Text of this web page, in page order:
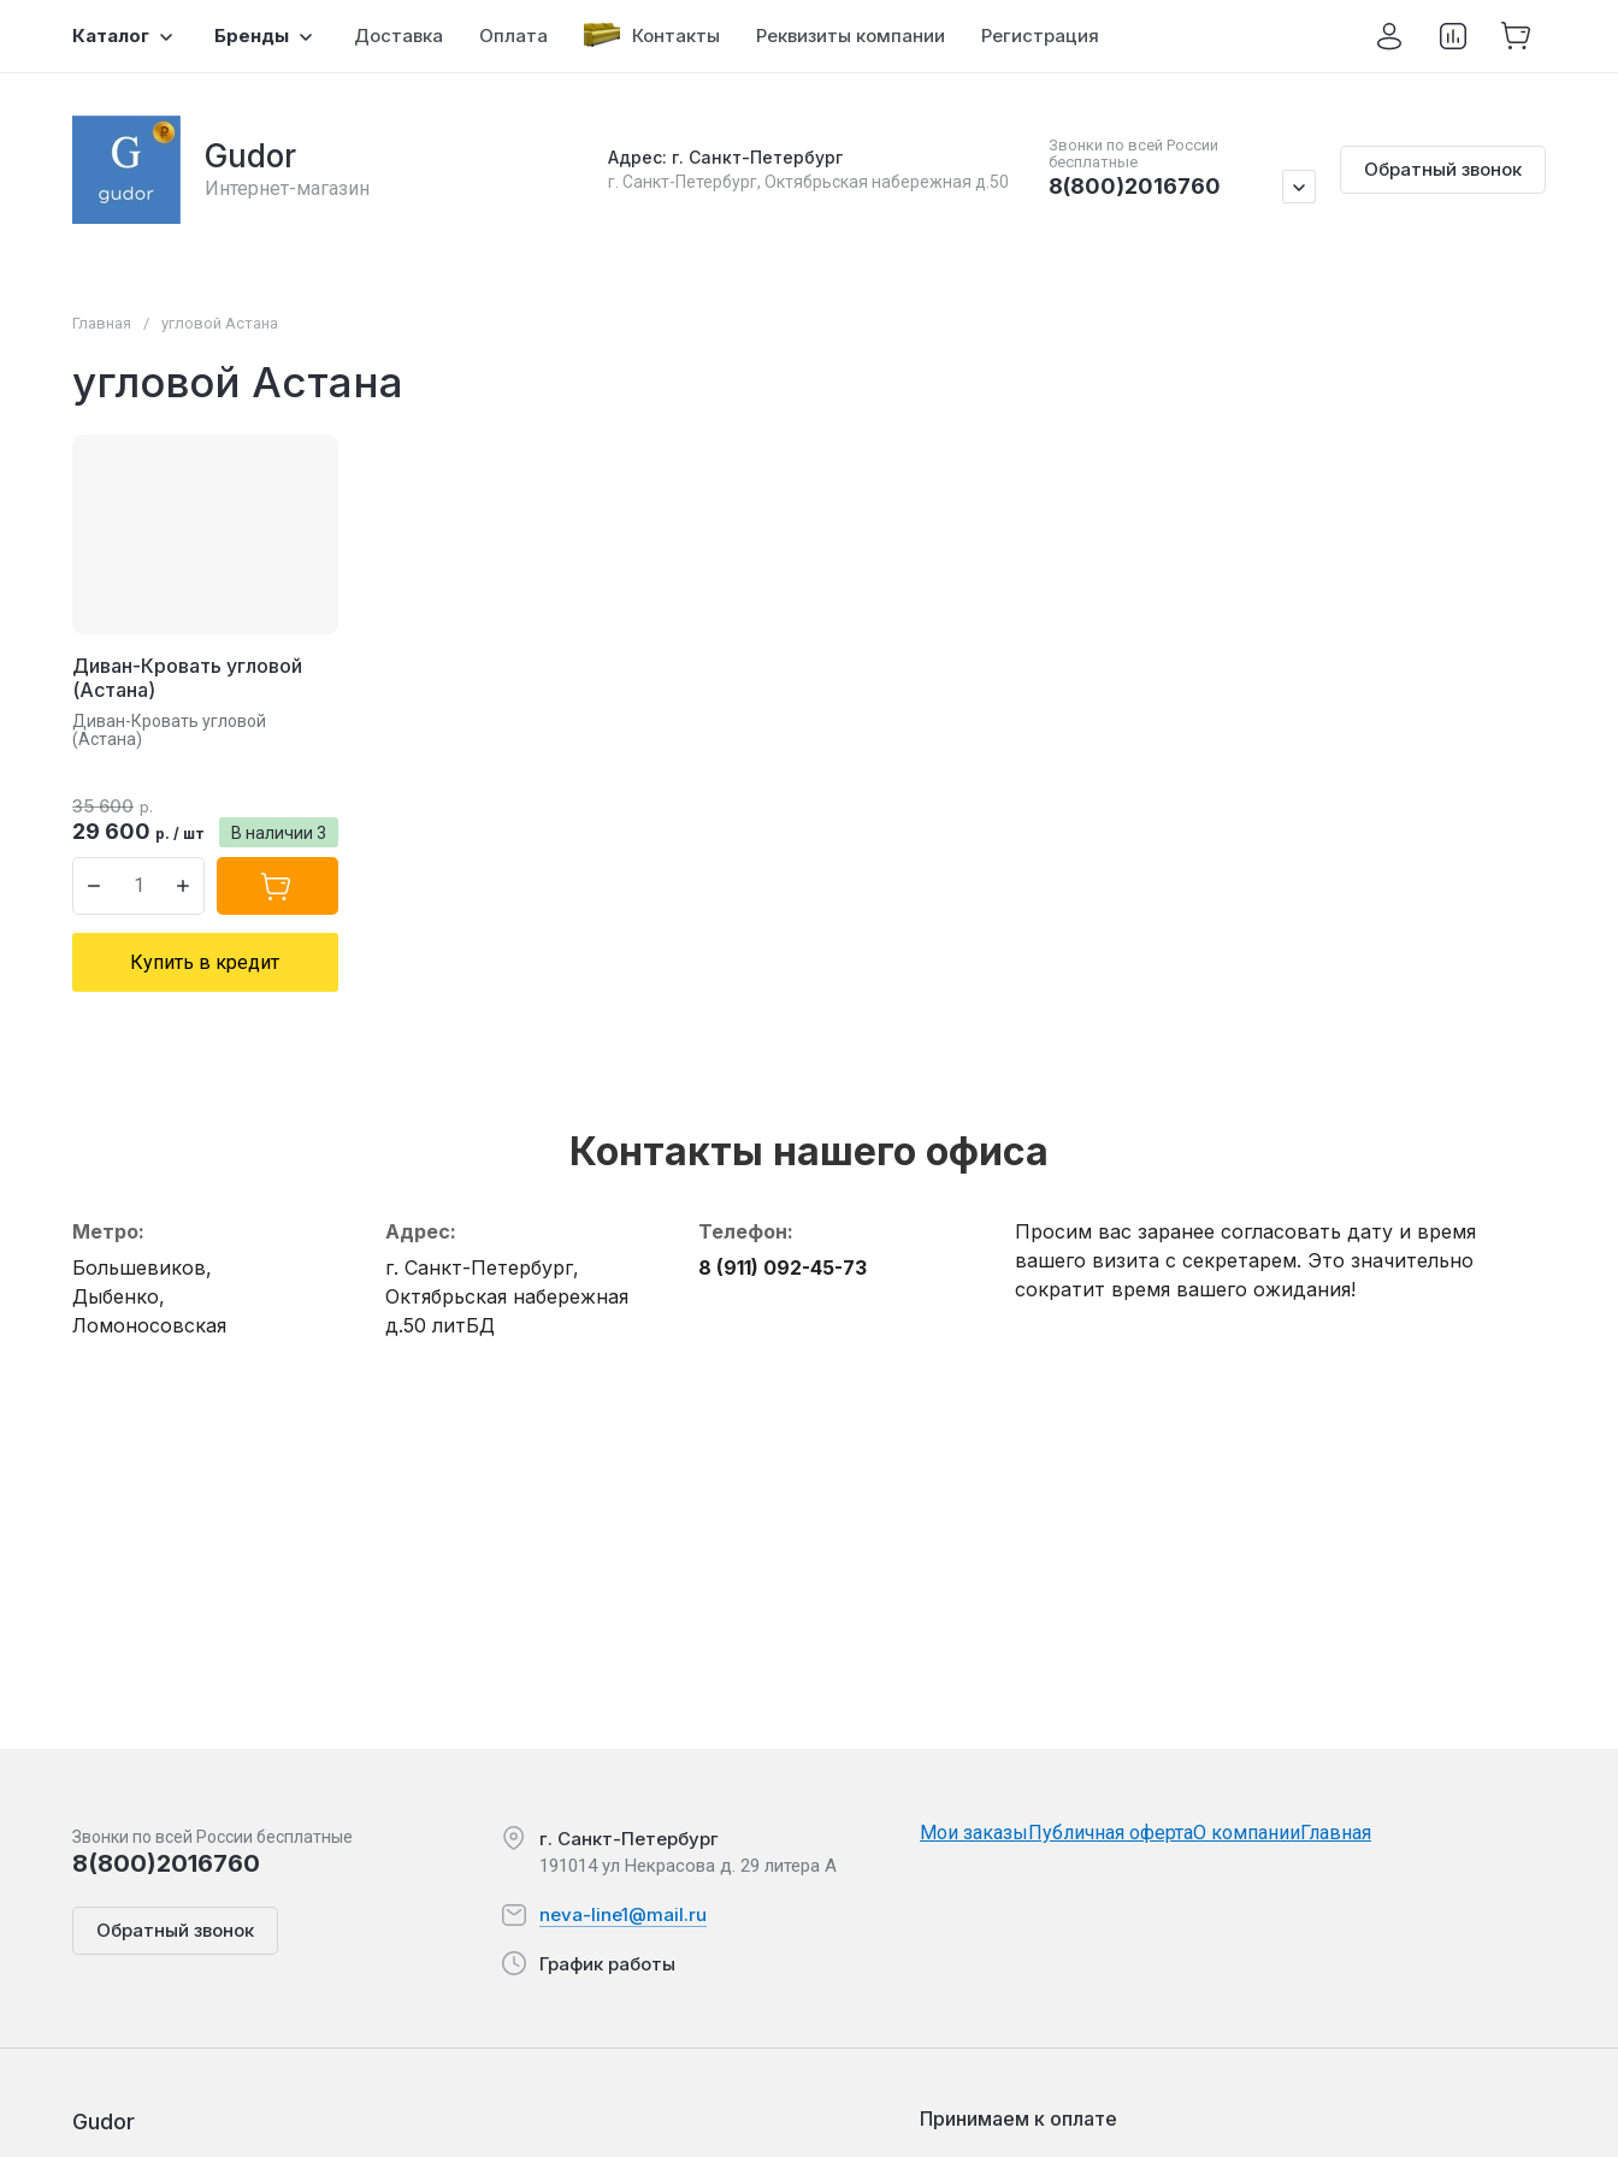
Каталог Бренды Доставка Оплата Контакты Реквизиты компании Регистрация
Gudor
Интернет-магазин
Адрес: г. Санкт-Петербург
г. Санкт-Петербург, Октябрьская набережная д.50
Звонки по всей России
бесплатные
8(800)2016760
Обратный звонок
Главная / угловой Астана
угловой Астана
Диван-Кровать угловой
(Астана)
Диван-Кровать угловой
(Астана)
В наличии 3
35 600 р.
29 600 р. / шт
Купить в кредит
Контакты нашего офиса
Метро:
Большевиков,
Дыбенко,
Ломоносовская
Адрес:
г. Санкт-Петербург,
Октябрьская набережная
д.50 литБД
Телефон:
8 (911) 092-45-73
Просим вас заранее согласовать дату и время
вашего визита с секретарем. Это значительно
сократит время вашего ожидания!
Звонки по всей России бесплатные
8(800)2016760
Обратный звонок
г. Санкт-Петербург
191014 ул Некрасова д. 29 литера А
neva-line1@mail.ru
График работы
Мои заказы Публичная офертаО компанииГлавная
Gudor Принимаем к оплате